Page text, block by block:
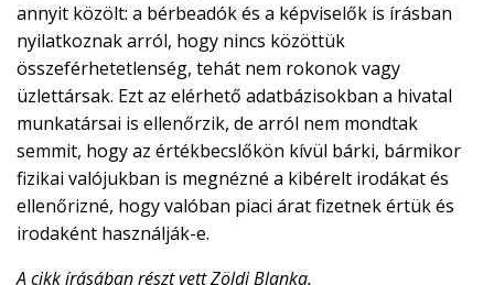
annyit közölt: a bérbeadók és a képviselők is írásban
nyilatkoznak arról, hogy nincs közöttük
összeférhetetlenség, tehát nem rokonok vagy
üzlettársak. Ezt az elérhető adatbázisokban a hivatal
munkatársai is ellenőrzik, de arról nem mondtak
semmit, hogy az értékbecslőkön kívül bárki, bármikor
fizikai valójukban is megnézné a kibérelt irodákat és
ellenőrizné, hogy valóban piaci árat fizetnek értük és
irodaként használják-e.
A cikk írásában részt vett Zöldi Blanka.